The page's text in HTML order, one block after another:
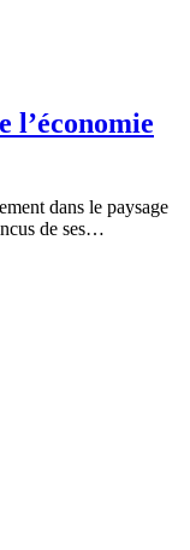
l’économie
dans le paysage
de ses…